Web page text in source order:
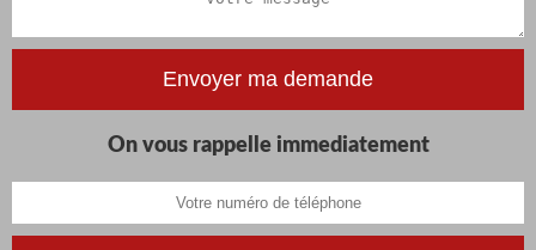
On vous rappelle immediatement